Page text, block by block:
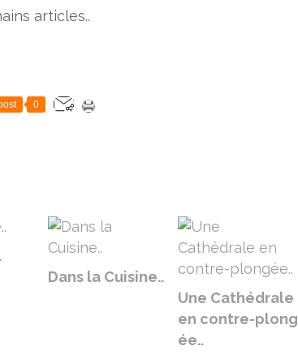
articles..
0
Dans la Cuisine..
Une Cathédrale
en contre-plong
ée..